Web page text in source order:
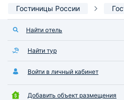
Гостиницы России
Найти отель
Найти тур
Войти в личный кабинет
Добавить объект размещения